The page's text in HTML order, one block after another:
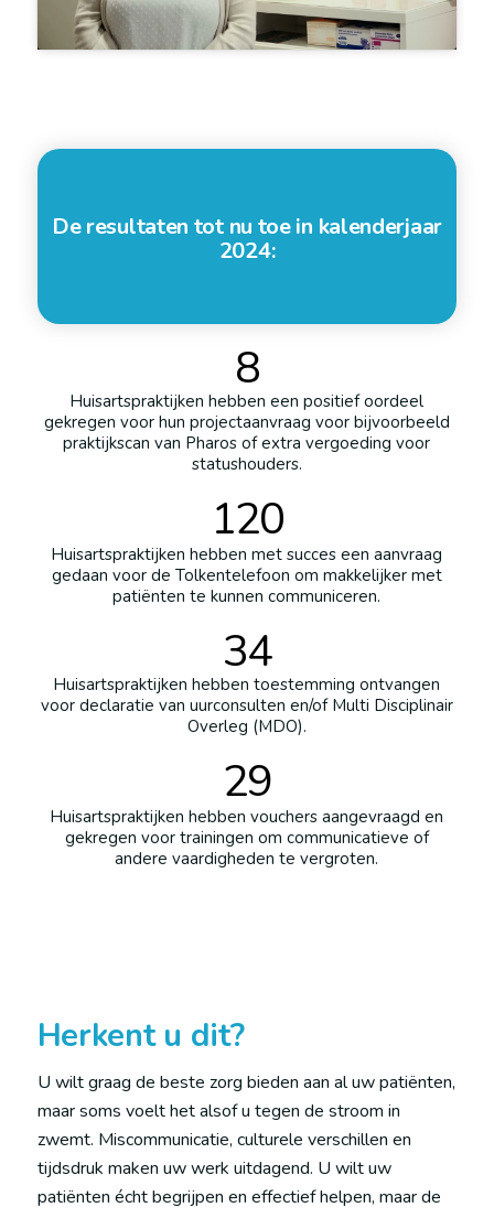
De resultaten tot nu toe in kalenderjaar
2024:
8
Huisartspraktijken hebben een positief oordeel
gekregen voor hun projectaanvraag voor bijvoorbeeld
praktijkscan van Pharos of extra vergoeding voor
statushouders.
120
Huisartspraktijken hebben met succes een aanvraag
gedaan voor de Tolkentelefoon om makkelijker met
patiënten te kunnen communiceren.
34
Huisartspraktijken hebben toestemming ontvangen
voor declaratie van uurconsulten en/of Multi Disciplinair
Overleg (MDO).
29
Huisartspraktijken hebben vouchers aangevraagd en
gekregen voor trainingen om communicatieve of
andere vaardigheden te vergroten.
Herkent u dit?
U wilt graag de beste zorg bieden aan al uw patiënten,
maar soms voelt het alsof u tegen de stroom in
zwemt. Miscommunicatie, culturele verschillen en
tijdsdruk maken uw werk uitdagend. U wilt uw
patiënten écht begrijpen en effectief helpen, maar de